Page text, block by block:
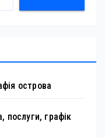
острова
послуги, графік